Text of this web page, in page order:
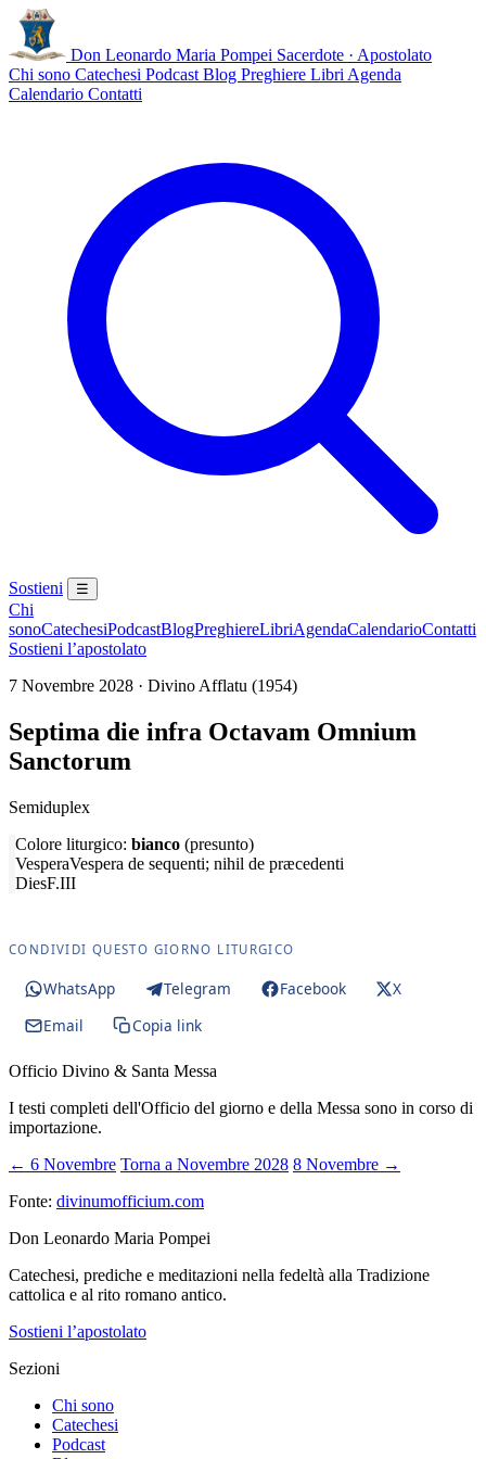
Don Leonardo Maria Pompei Sacerdote · Apostolato
Chi sono Catechesi Podcast Blog Preghiere Libri Agenda
Calendario Contatti
Sostieni ☰
Chi
sonoCatechesiPodcastBlogPreghiereLibriAgendaCalendarioContatti
Sostieni l’apostolato
7 Novembre 2028 · Divino Afflatu (1954)
Septima die infra Octavam Omnium
Sanctorum
Semiduplex
Colore liturgico: bianco (presunto)
VesperaVespera de sequenti; nihil de præcedenti
DiesF.III
CONDIVIDI QUESTO GIORNO LITURGICO
WhatsApp Telegram Facebook
X
Email
Copia link
Officio Divino & Santa Messa
I testi completi dell'Officio del giorno e della Messa sono in corso di
importazione.
← 6 Novembre Torna a Novembre 2028 8 Novembre →
Fonte: divinumofficium.com
Don Leonardo Maria Pompei
Catechesi, prediche e meditazioni nella fedeltà alla Tradizione
cattolica e al rito romano antico.
Sostieni l’apostolato
Sezioni
Chi sono
Catechesi
Podcast